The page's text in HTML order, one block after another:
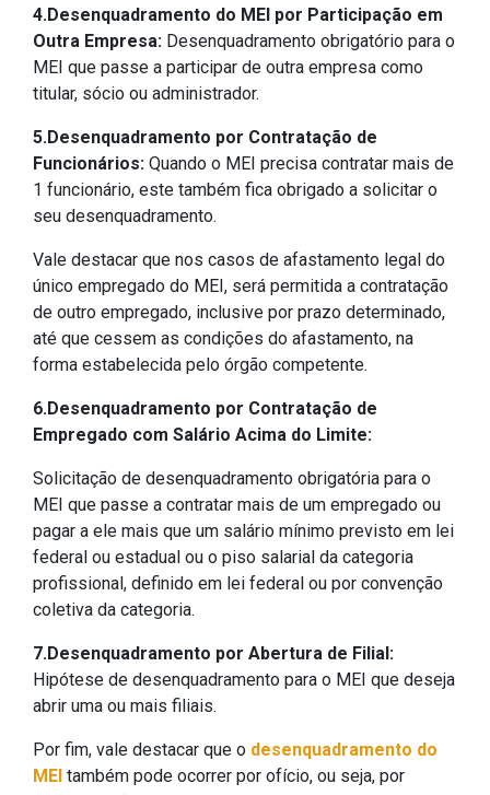
4.Desenquadramento do MEI por Participação em
Outra Empresa: Desenquadramento obrigatório para o
MEI que passe a participar de outra empresa como
titular, sócio ou administrador.
5.Desenquadramento por Contratação de
Funcionários: Quando o MEI precisa contratar mais de
1 funcionário, este também fica obrigado a solicitar o
seu desenquadramento.
Vale destacar que nos casos de afastamento legal do
único empregado do MEI, será permitida a contratação
de outro empregado, inclusive por prazo determinado,
até que cessem as condições do afastamento, na
forma estabelecida pelo órgão competente.
6.Desenquadramento por Contratação de
Empregado com Salário Acima do Limite:
Solicitação de desenquadramento obrigatória para o
MEI que passe a contratar mais de um empregado ou
pagar a ele mais que um salário mínimo previsto em lei
federal ou estadual ou o piso salarial da categoria
profissional, definido em lei federal ou por convenção
coletiva da categoria.
7.Desenquadramento por Abertura de Filial:
Hipótese de desenquadramento para o MEI que deseja
abrir uma ou mais filiais.
Por fim, vale destacar que o desenquadramento do
MEI também pode ocorrer por ofício, ou seja, por